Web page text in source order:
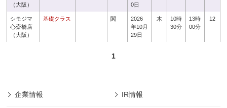
（大阪）
0日
シモジマ
心斎橋店
（大阪）
基礎クラス 関
2026
年10月
29日
木
10時
30分
13時
00分
12
1
企業情報 IR情報